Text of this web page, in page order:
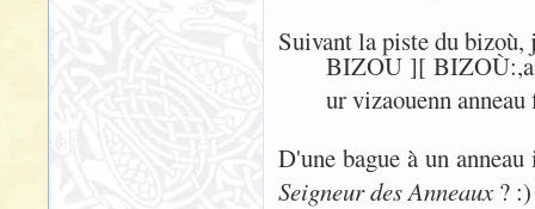
Suivant la piste du bizoù,
BIZOU ][
ur vizaouenn
D'une bague à un
Seigneur des Anneaux? :)